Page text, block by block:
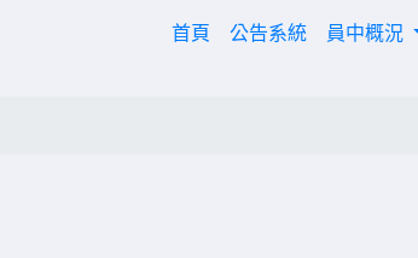
首頁 (current)
公告系統 員中概況